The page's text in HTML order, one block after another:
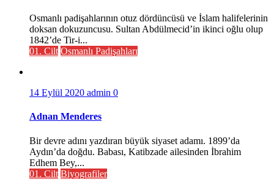
Osmanlı padişahlarının otuz dördüncüsü ve İslam halifelerinin
doksan dokuzuncusu. Sultan Abdülmecid’in ikinci oğlu olup
1842’de Tir-i...
01. Cilt Osmanlı Padişahları
14 Eylül 2020 admin 0
Adnan Menderes
Bir devre adını yazdıran büyük siyaset adamı. 1899’da
Aydın’da doğdu. Babası, Katibzade ailesinden İbrahim
Edhem Bey,...
01. Cilt Biyografiler